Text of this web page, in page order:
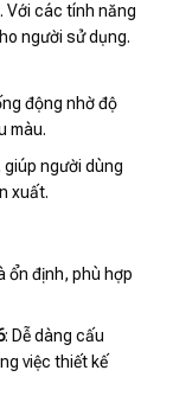
Với các tính năng
người sử dụng.
động nhờ độ
màu.
người dùng
xuất.
ổn định, phù hợp
: Dễ dàng cấu
việc thiết kế